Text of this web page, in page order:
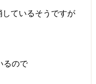
ているそうですが
るので